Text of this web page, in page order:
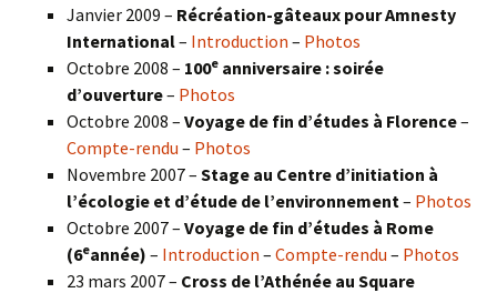
Janvier 2009 – Récréation-gâteaux pour Amnesty
International– Introduction – Photos
Octobre 2008 – 100e anniversaire : soirée
d’ouverture– Photos
Octobre 2008 – Voyage de fin d’études à Florence–
Compte-rendu – Photos
Novembre 2007 – Stage au Centre d’initiation à
l’écologie et d’étude de l’environnement – Photos
Octobre 2007 – Voyage de fin d’études à Rome
(6eannée) – Introduction – Compte-rendu – Photos
23 mars 2007 – Cross de l’Athénée au Square